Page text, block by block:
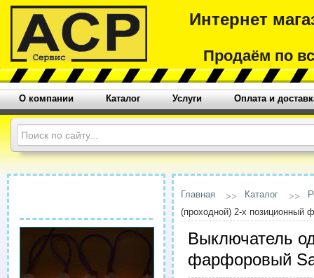
Интернет
Продаём по
О компании Каталог Услуги Оплата и
Главная Каталог
(проходной) 2-х
Выключатель
фарфоровый